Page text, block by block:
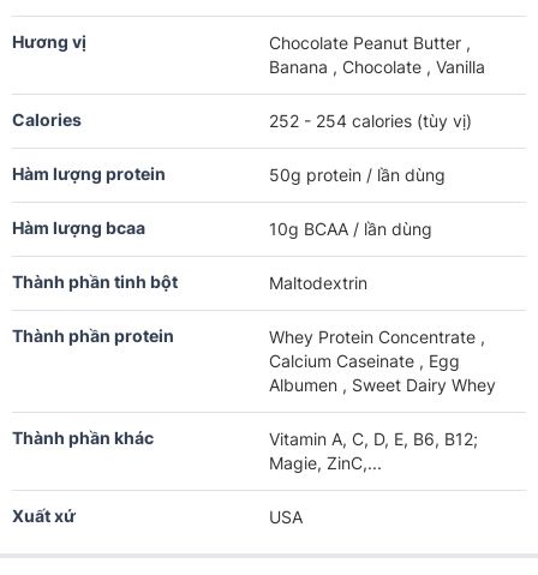
Hương vị
Chocolate Peanut Butter ,
Banana , Chocolate , Vanilla
Calories 252 - 254 calories (tùy vị)
Hàm lượng protein 50g protein / lần dùng
Hàm lượng bcaa 10g BCAA / lần dùng
Thành phần tinh bột Maltodextrin
Thành phần protein
Whey Protein Concentrate ,
Calcium Caseinate , Egg
Albumen , Sweet Dairy Whey
Thành phần khác
Vitamin A, C, D, E, B6, B12;
Magie, ZinC,...
Xuất xứ USA